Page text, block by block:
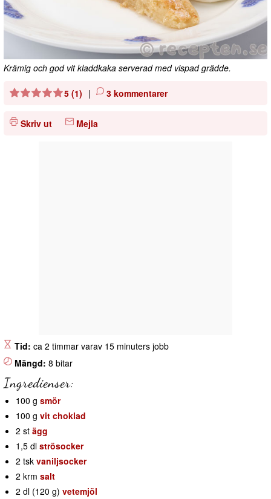
Krämig och god vit kladdkaka serverad med vispad grädde.
5 (1) | 3 kommentarer
Skriv ut Mejla
Tid: ca 2 timmar varav 15 minuters jobb
Mängd: 8 bitar
Ingredienser:
100 g smör
100 g vit choklad
2 st ägg
1,5 dl strösocker
2 tsk vaniljsocker
2 krm salt
2 dl (120 g) vetemjöl